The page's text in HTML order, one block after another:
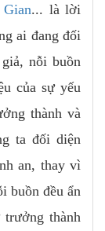
... là lời
ai đang đối
nỗi buồn
của sự yếu
thành và
ta đối diện
an, thay vì
buồn đều ẩn
thành